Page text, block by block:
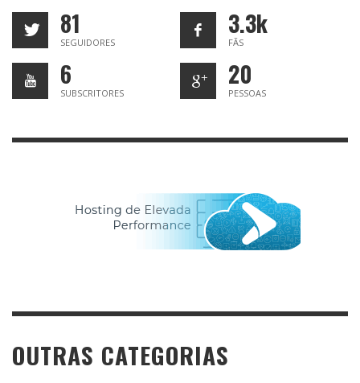
81
SEGUIDORES
3.3k
FÃS
6
SUBSCRITORES
20
PESSOAS
OUTRAS CATEGORIAS